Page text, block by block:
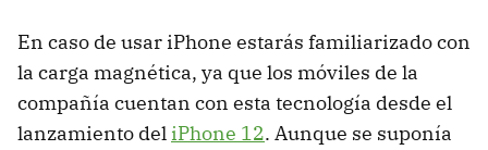
En caso de usar iPhone estarás familiarizado con
la carga magnética, ya que los móviles de la
compañía cuentan con esta tecnología desde el
lanzamiento del iPhone 12. Aunque se suponía